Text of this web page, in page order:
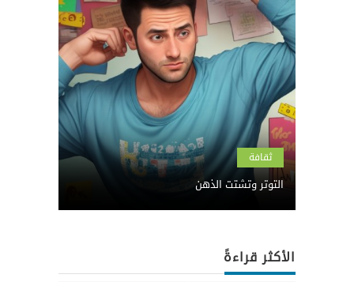
ثقافة
التوتر وتشتت الذهن
الأكثر قراءةً